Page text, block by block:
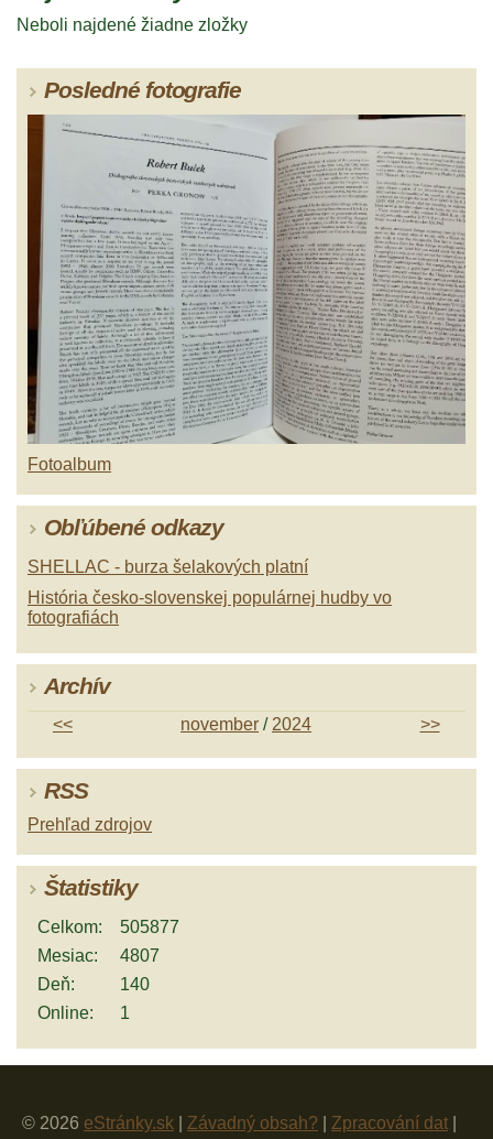
Neboli najdené žiadne zložky
Posledné fotografie
Fotoalbum
Obľúbené odkazy
SHELLAC - burza šelakových platní
História česko-slovenskej populárnej hudby vo
fotografiách
Archív
<< november / 2024 >>
RSS
Prehľad zdrojov
Štatistiky
Online: 1
Celkom:
505877
Mesiac:
4807
Deň:
140
© 2026 eStránky.sk Závadný obsah? Zpracování dat